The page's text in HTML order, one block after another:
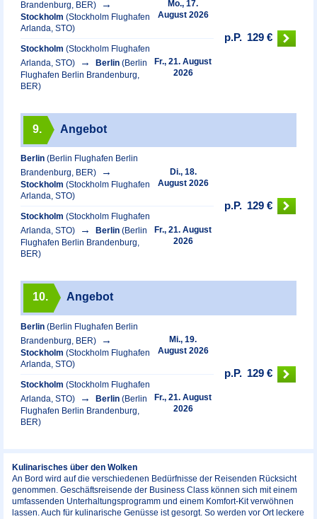
Brandenburg, BER)
Stockholm (Stockholm Flughafen
Arlanda, STO)
Mo., 17.
August 2026
Stockholm (Stockholm Flughafen
Arlanda, STO)
Berlin (Berlin
Flughafen Berlin Brandenburg,
BER)
Fr., 21. August
2026
p.P. 129 €
9. Angebot
Berlin (Berlin Flughafen Berlin
Brandenburg, BER)
Stockholm (Stockholm Flughafen
Arlanda, STO)
Di., 18.
August 2026
Stockholm (Stockholm Flughafen
Arlanda, STO)
Berlin (Berlin
Flughafen Berlin Brandenburg,
BER)
Fr., 21. August
2026
p.P. 129 €
10. Angebot
Berlin (Berlin Flughafen Berlin
Brandenburg, BER)
Stockholm (Stockholm Flughafen
Arlanda, STO)
Mi., 19.
August 2026
Stockholm (Stockholm Flughafen
Arlanda, STO)
Berlin (Berlin
Flughafen Berlin Brandenburg,
BER)
Fr., 21. August
2026
p.P. 129 €
Kulinarisches über den Wolken
An Bord wird auf die verschiedenen Bedürfnisse der Reisenden Rücksicht
genommen. Geschäftsreisende der Business Class können sich mit einem
umfassenden Unterhaltungsprogramm und einem Komfort-Kit verwöhnen
lassen. Auch für kulinarische Genüsse ist gesorgt. So werden vor Ort leckere